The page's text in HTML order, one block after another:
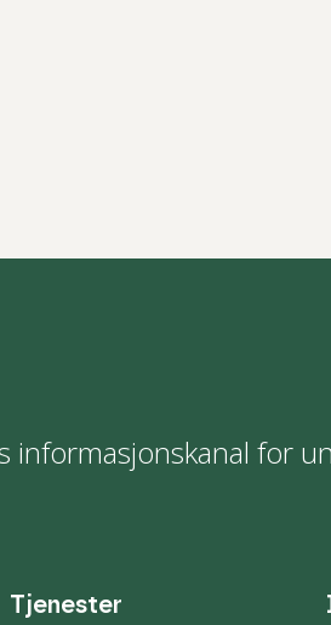
informasjonskanal for
Tjenester